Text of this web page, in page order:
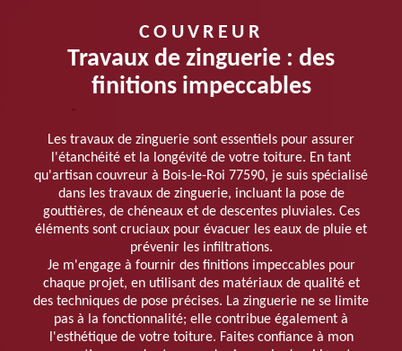
COUVREUR
Travaux de zinguerie : des
finitions impeccables
Les travaux de zinguerie sont essentiels pour assurer
l'étanchéité et la longévité de votre toiture. En tant
qu'artisan couvreur à Bois-le-Roi 77590, je suis spécialisé
dans les travaux de zinguerie, incluant la pose de
gouttières, de chéneaux et de descentes pluviales. Ces
éléments sont cruciaux pour évacuer les eaux de pluie et
prévenir les infiltrations.
Je m'engage à fournir des finitions impeccables pour
chaque projet, en utilisant des matériaux de qualité et
des techniques de pose précises. La zinguerie ne se limite
pas à la fonctionnalité; elle contribue également à
l'esthétique de votre toiture. Faites confiance à mon